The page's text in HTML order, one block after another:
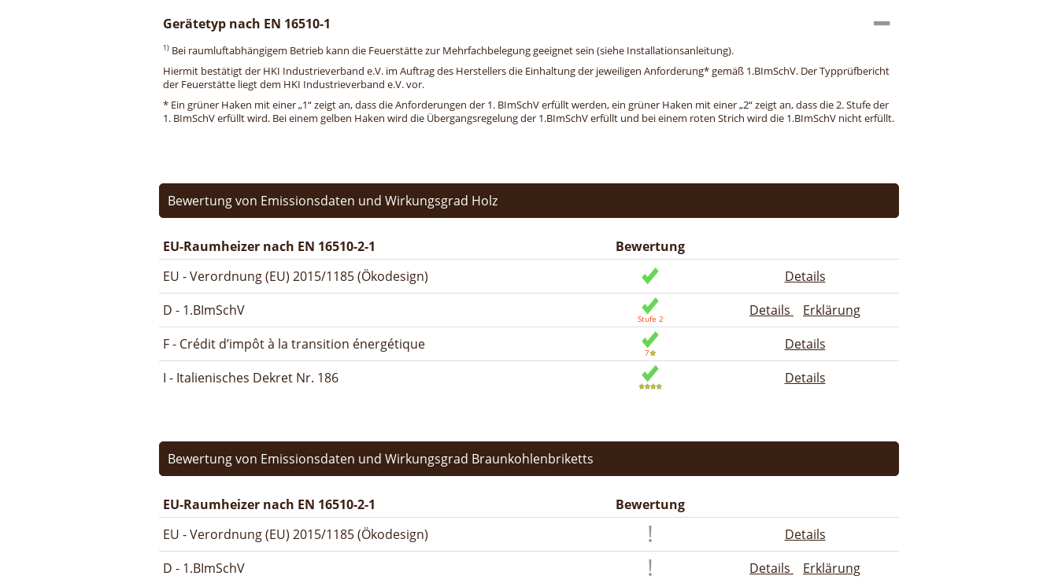
Gerätetyp nach EN 16510-1
1) Bei raumluftabhängigem Betrieb kann die Feuerstätte zur Mehrfachbelegung geeignet sein (siehe Installationsanleitung).
Hiermit bestätigt der HKI Industrieverband e.V. im Auftrag des Herstellers die Einhaltung der jeweiligen Anforderung* gemäß 1.BImSchV. Der Typprüfbericht
der Feuerstätte liegt dem HKI Industrieverband e.V. vor.
* Ein grüner Haken mit einer „1“ zeigt an, dass die Anforderungen der 1. BImSchV erfüllt werden, ein grüner Haken mit einer „2“ zeigt an, dass die 2. Stufe der
1. BImSchV erfüllt wird. Bei einem gelben Haken wird die Übergangsregelung der 1.BImSchV erfüllt und bei einem roten Strich wird die 1.BImSchV nicht erfüllt.
Bewertung von Emissionsdaten und Wirkungsgrad Holz
EU-Raumheizer nach EN 16510-2-1
Bewertung
EU - Verordnung (EU) 2015/1185 (Ökodesign)
Details
D - 1.BImSchV
Details
Erklärung
F - Crédit d’impôt à la transition énergétique
Details
I - Italienisches Dekret Nr. 186
Details
Bewertung von Emissionsdaten und Wirkungsgrad Braunkohlenbriketts
EU-Raumheizer nach EN 16510-2-1
Bewertung
EU - Verordnung (EU) 2015/1185 (Ökodesign)
Details
D - 1.BImSchV
Details Erklärung